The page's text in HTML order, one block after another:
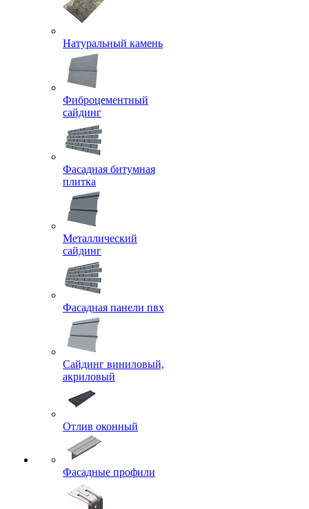
Натуральный камень
Фиброцементный
сайдинг
Фасадная битумная
плитка
Металлический
сайдинг
Фасадная панели пвх
Сайдинг виниловый,
акриловый
Отлив оконный
Фасадные профили